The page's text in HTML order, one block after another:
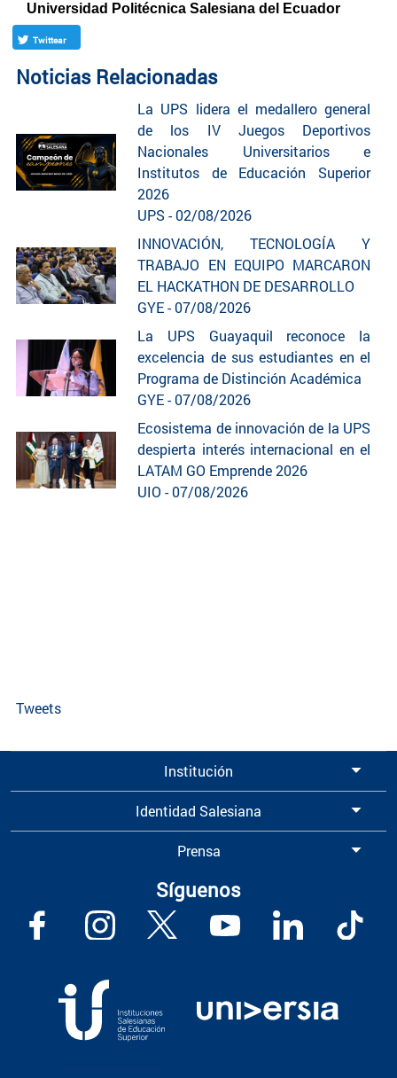
Universidad Politécnica Salesiana del Ecuador
Twittear
Noticias Relacionadas
La UPS lidera el medallero general
de los IV Juegos Deportivos
Nacionales Universitarios e
Institutos de Educación Superior
2026
UPS - 02/08/2026
INNOVACIÓN, TECNOLOGÍA Y
TRABAJO EN EQUIPO MARCARON
EL HACKATHON DE DESARROLLO
GYE - 07/08/2026
La UPS Guayaquil reconoce la
excelencia de sus estudiantes en el
Programa de Distinción Académica
GYE - 07/08/2026
Ecosistema de innovación de la UPS
despierta interés internacional en el
LATAM GO Emprende 2026
UIO - 07/08/2026
Tweets
Institución
Identidad Salesiana
Prensa
Síguenos